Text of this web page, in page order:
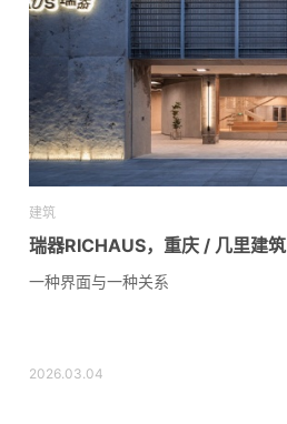
建筑
瑞器RICHAUS，重庆 / 几里建筑
一种界面与一种关系
2026.03.04